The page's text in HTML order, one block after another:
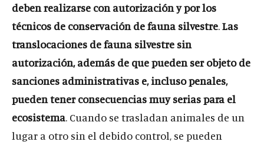
deben realizarse con autorización y por los
técnicos de conservación de fauna silvestre.Las
translocaciones de fauna silvestre sin
autorización, además de que pueden ser objeto de
sanciones administrativas e, incluso penales,
pueden tener consecuencias muy serias para el
ecosistema. Cuando se trasladan animales de un
lugar a otro sin el debido control, se pueden